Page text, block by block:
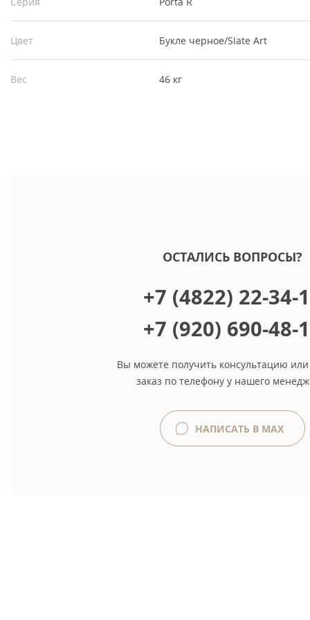
Цвет Букле черное/Slate Art
Вес 46 кг
ОСТАЛИСЬ ВОПРОСЫ?
+7 (4822) 22-34-
+7 (920) 690-48-
Вы можете получить консультацию или
заказ по телефону у нашего
НАПИСАТЬ В MAX